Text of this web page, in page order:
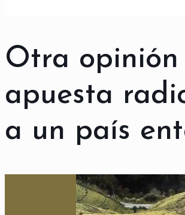
Otra opinión
apuesta
a un país